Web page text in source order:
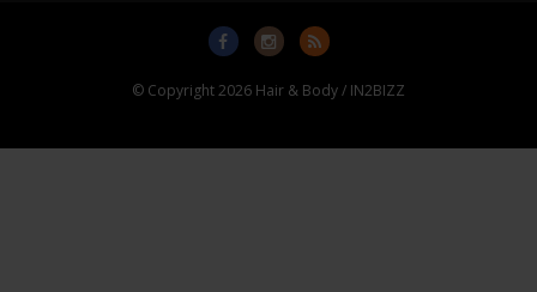
© Copyright 2026 Hair & Body / IN2BIZZ